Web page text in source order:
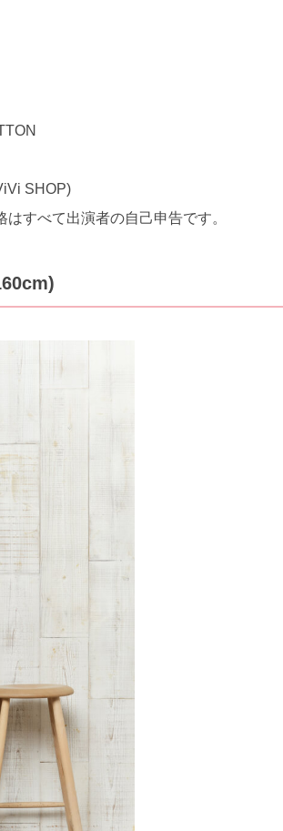
SHOP)
すべて出演者の自己申告です。